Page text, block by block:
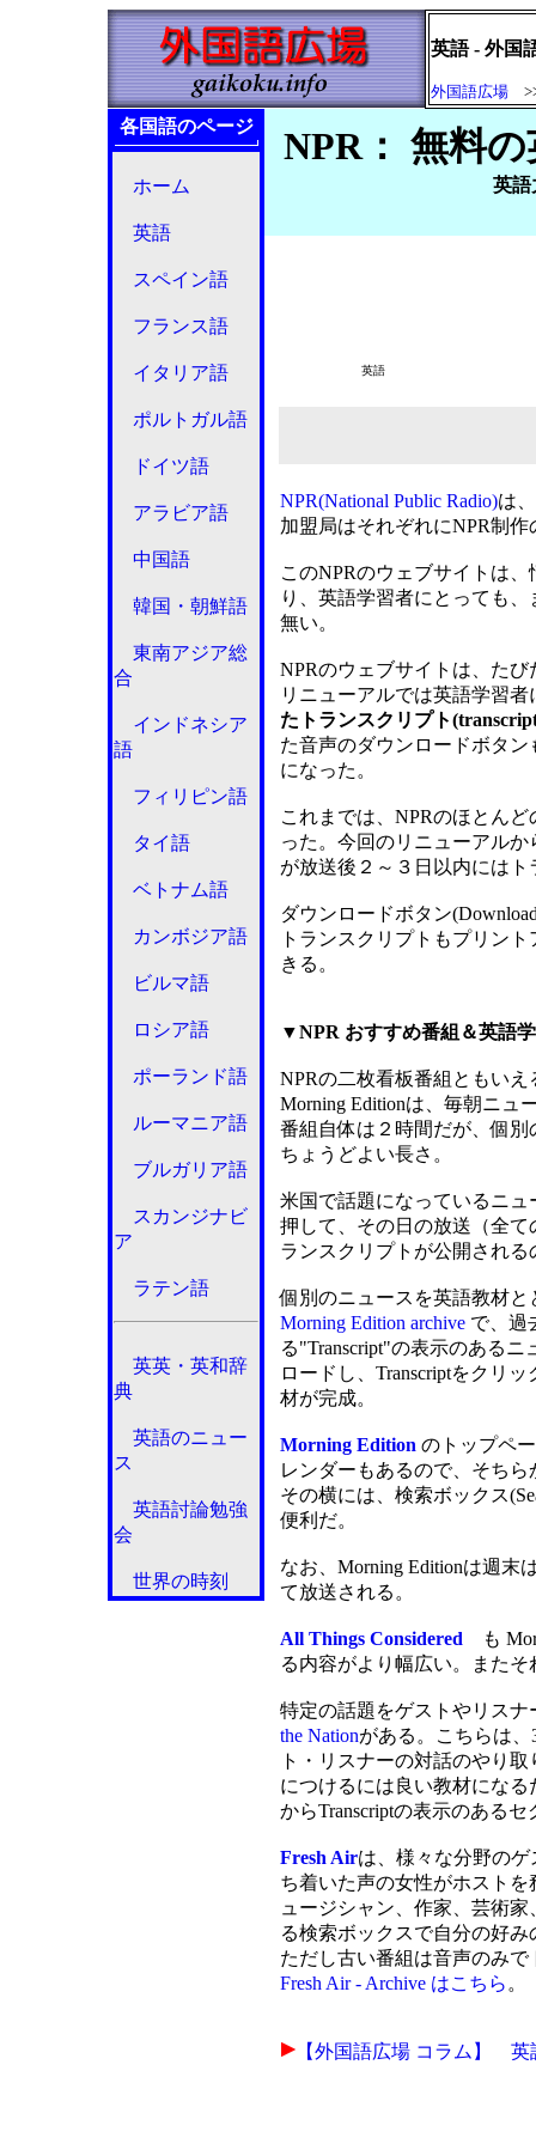
英語 - 外国
外国語広場
各国語のページ
ホーム
英語
スペイン語
フランス語
イタリア語
ポルトガル語
ドイツ語
アラビア語
中国語
韓国・朝鮮語
東南アジア総
合
インドネシア
語
フィリピン語
タイ語
ベトナム語
カンボジア語
ビルマ語
ロシア語
ポーランド語
ルーマニア語
ブルガリア語
スカンジナビ
ア
ラテン語
英英・英和辞
典
英語のニュー
ス
英語討論勉強
会
世界の時刻
NPR： 無料
英語
英語
NPR(National Public Radio)は
加盟局はそれぞれにNPR制
このNPRのウェブサイトは
り、英語学習者にとっても
無い。
NPRのウェブサイトは、た
リニューアルでは英語学習
たトランスクリプト
た音声のダウンロードボタ
になった。
これまでは、NPRのほとん
った。今回のリニューアル
が放送後２～３日以内には
ダウンロードボタン
トランスクリプトもプリン
きる。
▼NPR おすすめ番組＆英語
NPRの二枚看板番組ともいえ
Morning Editionは、毎朝ニュ
番組自体は２時間だが、個
ちょうどよい長さ。
米国で話題になっているニュ
押して、その日の放送（全
ランスクリプトが公開され
個別のニュースを英語教材
Morning Edition archive で、過
る"Transcript"の表示のある
ロードし、Transcriptをクリ
材が完成。
Morning Edition のトップペ
レンダーもあるので、そち
その横には、検索ボックス
便利だ。
なお、Morning Editionは週末
て放送される。
All Things Considered も
る内容がより幅広い。また
特定の話題をゲストやリス
the Nationがある。こちらは
ト・リスナーの対話のやり
につけるには良い教材にな
からTranscriptの表示のある
Fresh Airは、様々な分野のゲ
ち着いた声の女性がホスト
ュージシャン、作家、芸術
る検索ボックスで自分の好
ただし古い番組は音声のみ
Fresh Air - Archive はこちら 。
【外国語広場 コラム】 英